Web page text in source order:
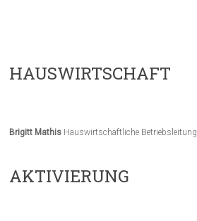
HAUSWIRTSCHAFT
Brigitt Mathis Hauswirtschaftliche Betriebsleitung
AKTIVIERUNG